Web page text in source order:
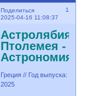
Поделиться
1
2025-04-16 11:08:37
Астролябия
Птолемея -
Астрономия
Греция // Год выпуска:
2025